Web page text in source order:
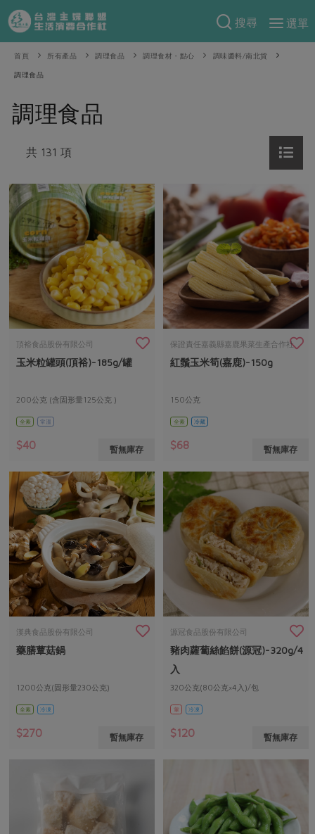
搜尋
選單
產品分類
當季蔬果
一籃菜
辛香料類
奶蛋豆・五穀
蛋 乳製品
豆製品 米麵雜糧
肉品・水產
畜產肉類 水產
水畜加工品
居家好物
美妝保養 個人清潔
家庭清潔
日用品 圖書禮品
防災用品
最新產品
素食專區
食譜料理
食材
米食
肉食
海鮮
常備菜
蔬食
蛋料理
料理方式
烘焙．點心
醬料
湯品．鍋物
漬物
涼拌沙拉
飲品
主題食譜
異國料理
年菜食譜
節慶大餐
特別企畫
預購活動
把最好的台灣味帶回家！
防災用品預購圓滿結束
2026年端午節預購圓滿結束
更多預購活動
當季產品
傳到心坎裡，誠心又澎派
合作25-經典快閃最後一週
主婦聯盟X樂齡網特約優惠案
30%rPET紅烏龍茶
2024農業發展計畫年度報告
更多議題活動
傳到心坎裡，誠心又澎派
綠主張
觀點文章
主婦食堂 一籃菜真心話
社內大小事 合作聯合國
產品故事 生活提案
樂齡生活 親子食育
廚房瑜伽
關注議題
廢核運動 能源議題
公益金 食農教育
更多議題
生活者e週報
綠主張月刊
關於合作社
認識合作社
關於我們
合作社組織
員工與求才
產品檢驗
檢驗報告
社員權益
合作社法規
社務專區
選舉專區
最新消息
媒體報導
下載專區
地區活動
社務會議 地區活動
活動報下載
重要公告
首頁 所有產品 調理食品 調理食材・點心 調味醬料/南北貨
調理食品
調理食品
共 131 項
頂裕食品股份有限公司
玉米粒罐頭(頂裕)-185g/罐
200公克 (含固形量125公克 )
全素 常溫
$40 暫無庫存
保證責任嘉義縣嘉鹿果菜生產合作社
紅鬚玉米筍(嘉鹿)-150g
150公克
全素 冷藏
$68 暫無庫存
漢典食品股份有限公司
藥膳蕈菇鍋
1200公克(固形量230公克)
全素 冷凍
$270 暫無庫存
源冠食品股份有限公司
豬肉蘿蔔絲餡餅(源冠)-320g/4
入
320公克(80公克×4入)/包
葷 冷凍
$120 暫無庫存